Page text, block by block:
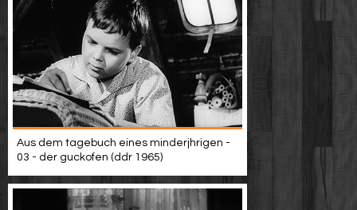
Aus dem tagebuch eines minderjhrigen -
03 - der guckofen (ddr 1965)